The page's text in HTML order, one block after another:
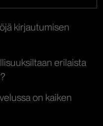
kirjautumisen
erilaista
on kaiken